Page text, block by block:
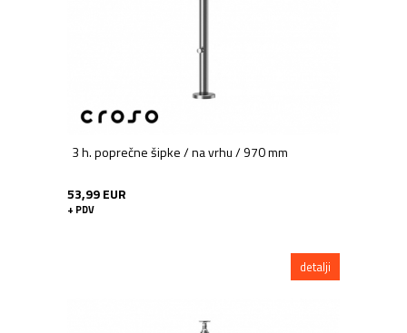
3 h. poprečne šipke / na vrhu / 970 mm
53,99 EUR
+ PDV
detalji